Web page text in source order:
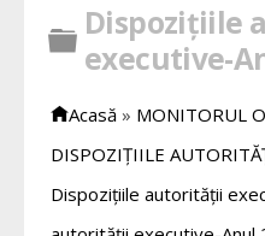
Director
Dispozițiile
executive-
Acasă » MONITORUL
DISPOZIȚIILE
Dispozițiile autorității